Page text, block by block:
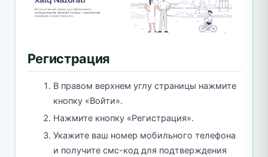
Регистрация
В правом верхнем углу страницы нажмите
кнопку «Войти».
Нажмите кнопку «Регистрация».
Укажите ваш номер мобильного телефона
и получите смс-код для подтверждения